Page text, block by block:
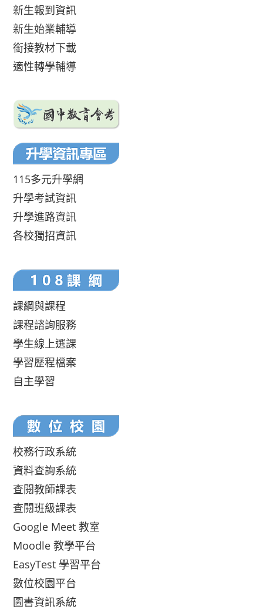
新生報到資訊
新生始業輔導
銜接教材下載
適性轉學輔導
115多元升學網
升學考試資訊
升學進路資訊
各校獨招資訊
課綱與課程
課程諮詢服務
學生線上選課
學習歷程檔案
自主學習
校務行政系統
資料查詢系統
查閱教師課表
查閱班級課表
Google Meet 教室
Moodle 教學平台
EasyTest 學習平台
數位校園平台
圖書資訊系統